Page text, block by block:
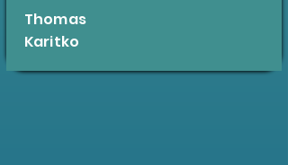
Thomas
Karitko